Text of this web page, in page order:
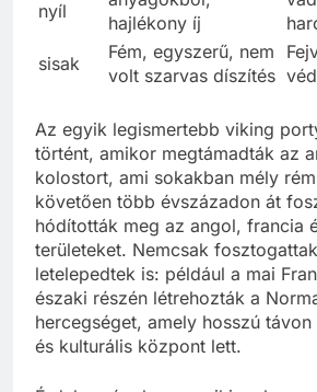
nyíl
hajlékony íj
sisak
Fém, egyszerű, nem
volt szarvas díszítés
Az egyik legismertebb viking
történt, amikor megtámadták az
kolostort, ami sokakban mély
követően több évszázadon át
hódították meg az angol, francia
területeket. Nemcsak
letelepedtek is: például a mai
északi részén létrehozták a
hercegséget, amely hosszú
és kulturális központ lett.